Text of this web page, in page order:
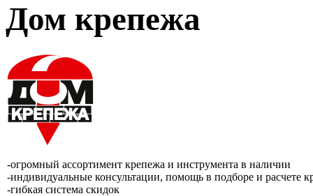
Дом крепежа
-огромный ассортимент крепежа и инструмента в наличии
-индивидуальные консультации, помощь в подборе и расчете
-гибкая система скидок